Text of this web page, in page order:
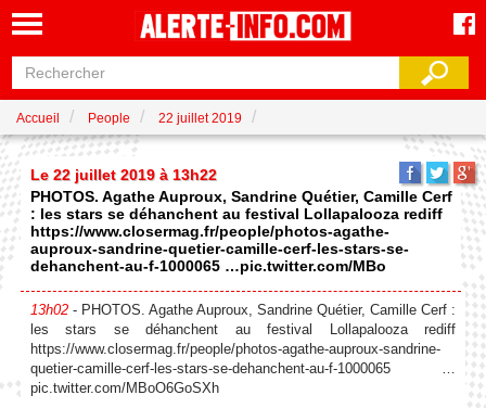
Accueil People 22 juillet 2019
Le 22 juillet 2019 à 13h22
PHOTOS. Agathe Auproux, Sandrine Quétier, Camille Cerf
: les stars se déhanchent au festival Lollapalooza rediff
https://www.closermag.fr/people/photos-agathe-
auproux-sandrine-quetier-camille-cerf-les-stars-se-
dehanchent-au-f-1000065 …pic.twitter.com/MBo
13h02- PHOTOS. Agathe Auproux, Sandrine Quétier, Camille Cerf :
les stars se déhanchent au festival Lollapalooza rediff
https://www.closermag.fr/people/photos-agathe-auproux-sandrine-
quetier-camille-cerf-les-stars-se-dehanchent-au-f-1000065 …
pic.twitter.com/MBoO6GoSXh